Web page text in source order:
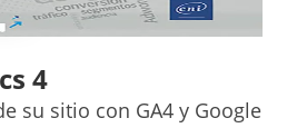
4
su sitio con GA4 y Google